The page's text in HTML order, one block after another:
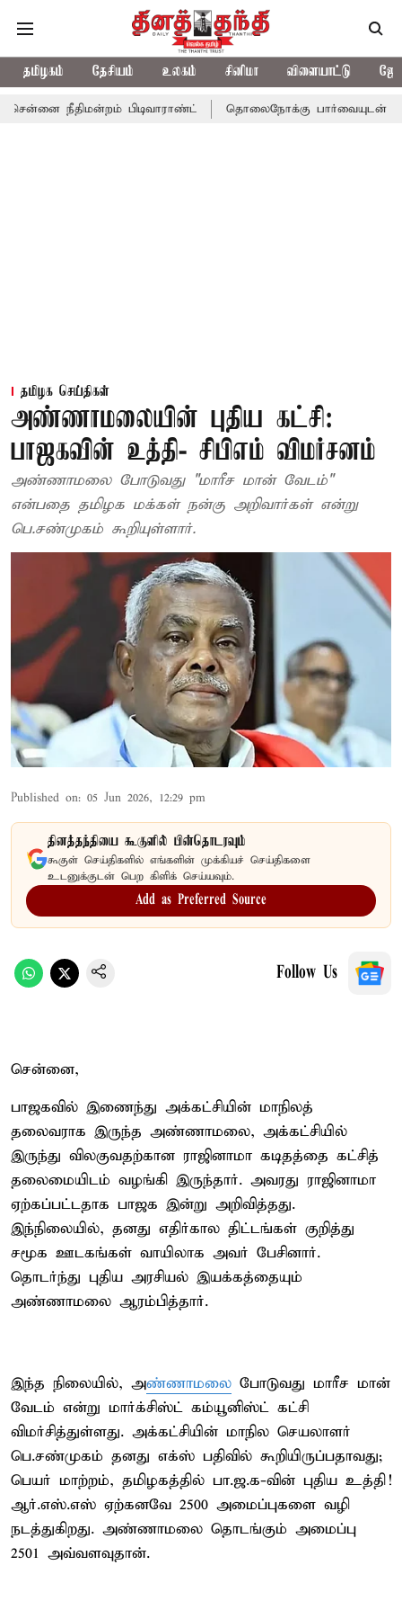
தமிழகம் தேசியம் உலகம் சினிமா விளையாட்டு
பிடிவாராண்ட் தொலைநோக்கு பார்வையுடன் கூடிய
தமிழக செய்திகள்
அண்ணாமலையின் புதிய கட்சி:
பாஜகவின் உத்தி- சிபிஎம் விமர்சனம்
அண்ணாமலை போடுவது "மாரீச மான் வேடம்"
என்பதை தமிழக மக்கள் நன்கு அறிவார்கள் என்று
பெ.சண்முகம் கூறியுள்ளார்.
Published on: 05 Jun 2026, 12:29 pm
தினத்தந்தியை கூகுளில் பின்தொடரவும்
கூகுள் செய்திகளில் எங்களின் முக்கியச் செய்திகளை
உடனுக்குடன் பெற கிளிக் செய்யவும்.
Add as Preferred Source
Follow Us
சென்னை,
பாஜகவில் இணைந்து அக்கட்சியின் மாநிலத்
தலைவராக இருந்த அண்ணாமலை, அக்கட்சியில்
இருந்து விலகுவதற்கான ராஜினாமா கடிதத்தை கட்சித்
தலைமையிடம் வழங்கி இருந்தார். அவரது ராஜினாமா
ஏற்கப்பட்டதாக பாஜக இன்று அறிவித்தது.
இந்நிலையில், தனது எதிர்கால திட்டங்கள் குறித்து
சமூக ஊடகங்கள் வாயிலாக அவர் பேசினார்.
தொடர்ந்து புதிய அரசியல் இயக்கத்தையும்
அண்ணாமலை ஆரம்பித்தார்.
இந்த நிலையில், அண்ணாமலை போடுவது மாரீச மான்
வேடம் என்று மார்க்சிஸ்ட் கம்யூனிஸ்ட் கட்சி
விமர்சித்துள்ளது. அக்கட்சியின் மாநில செயலாளர்
பெ.சண்முகம் தனது எக்ஸ் பதிவில் கூறியிருப்பதாவது;
பெயர் மாற்றம், தமிழகத்தில் பா.ஜ.க-வின் புதிய உத்தி!
ஆர்.எஸ்.எஸ் ஏற்கனவே 2500 அமைப்புகளை வழி
நடத்துகிறது. அண்ணாமலை தொடங்கும் அமைப்பு
2501 அவ்வளவுதான்.